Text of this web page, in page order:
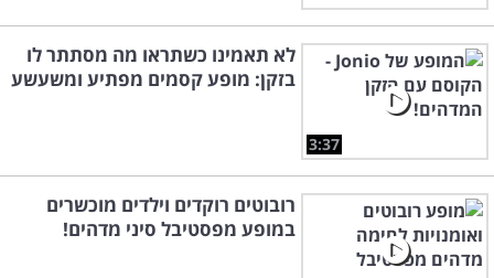
3:37
לא תאמינו כשתראו מה מסתתר לו
בזקן: מופע קסמים מפתיע ומשעשע
רובוטים רוקדים וילדים מוכשרים
במופע מפסטיבל סיני מדהים!